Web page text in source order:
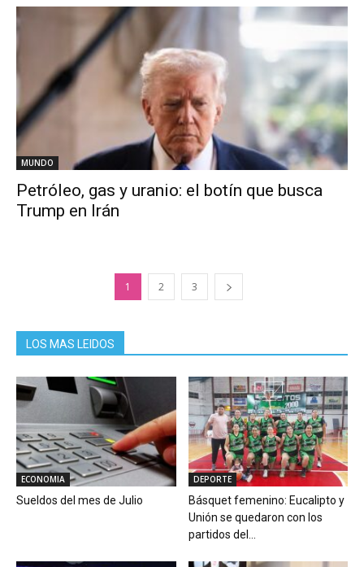
MUNDO
Petróleo, gas y uranio: el botín que busca
Trump en Irán
1 2 3
LOS MAS LEIDOS
ECONOMIA
Sueldos del mes de Julio
DEPORTE
Básquet femenino: Eucalipto y
Unión se quedaron con los
partidos del...